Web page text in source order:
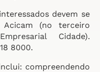
devem se
(no terceiro
Cidade).
8000.
compreendendo